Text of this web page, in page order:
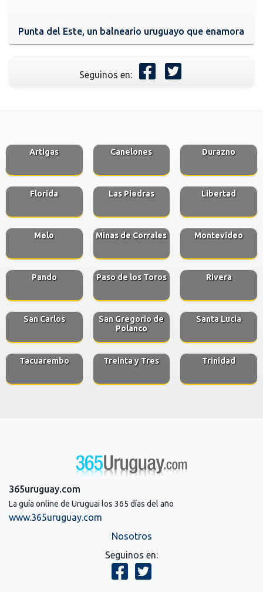
Punta del Este, un balneario uruguayo que enamora
Seguinos en:
Artigas Canelones Durazno
Florida Las Piedras Libertad
Melo Minas de Corrales Montevideo
Pando Paso de los Toros Rivera
San Carlos
San Gregorio de
Polanco
Santa Lucia
Tacuarembo Treinta y Tres Trinidad
365uruguay.com
La guía online de Uruguai los 365 días del año
www.365uruguay.com
Nosotros
Seguinos en: